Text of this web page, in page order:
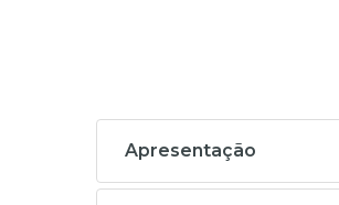
Apresentação